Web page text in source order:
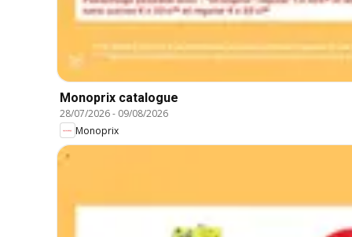
Monoprix catalogue
28/07/2026- 09/08/2026
Monoprix